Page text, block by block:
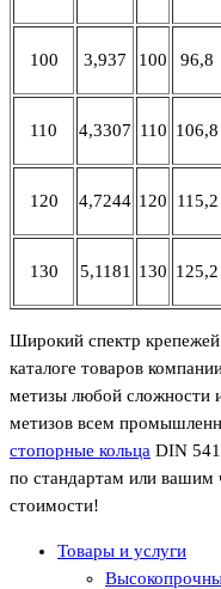
100 3,937 100 96,8
110 4,3307 110 106,8
120 4,7244 120 115,2
130 5,1181 130 125,2
Широкий спектр
каталоге товаров
метизы любой сложности
метизов всем
стопорные кольца DIN
по стандартам или
стоимости!
Товары и услуги